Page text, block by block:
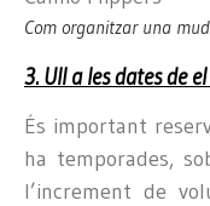
Com organitzar una
3. Ull a les dates de
És important
ha temporades,
l’increment de